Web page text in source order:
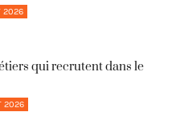
2026
qui recrutent dans le
2026